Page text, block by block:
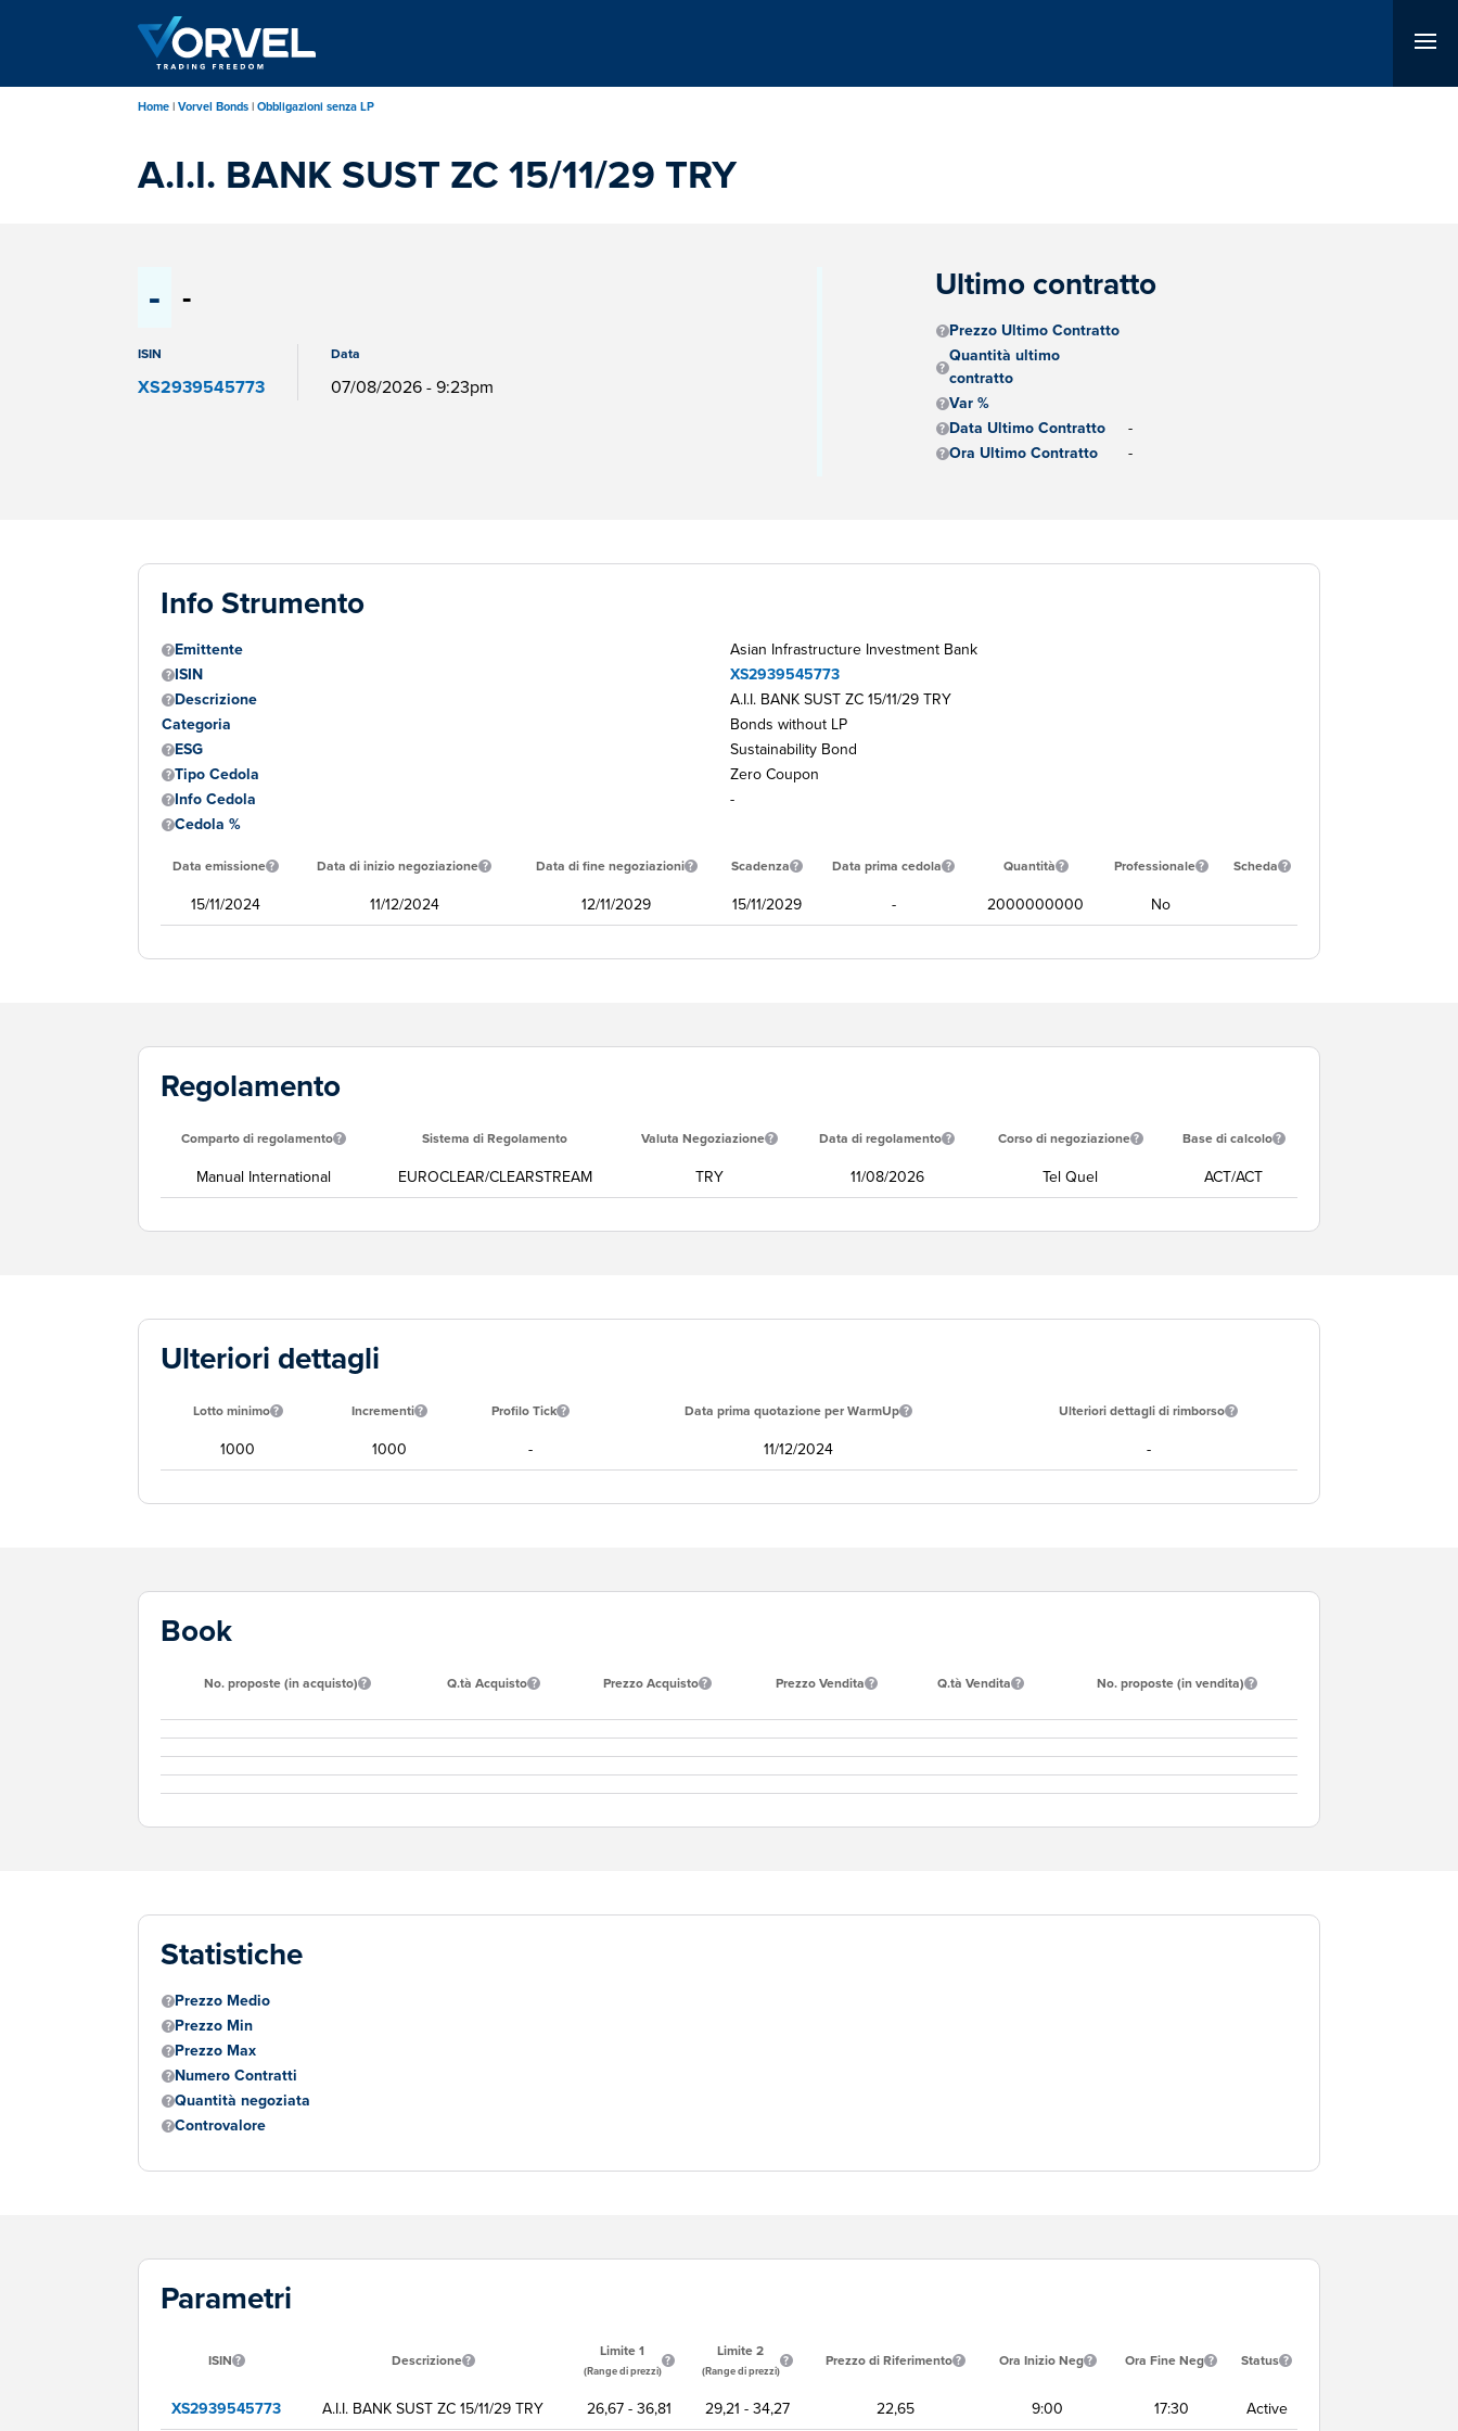
principale
Home Vorvel Bonds Obbligazioni senza LP
A.I.I. BANK SUST ZC 15/11/29 TRY
- -
ISIN
XS2939545773
Data
07/08/2026 - 9:23pm
Ultimo contratto
Prezzo Ultimo Contratto
Quantità ultimo
contratto
Var %
Data Ultimo Contratto
-
Ora Ultimo Contratto
-
Info Strumento
Emittente
Asian Infrastructure Investment Bank
ISIN
XS2939545773
Descrizione
A.I.I. BANK SUST ZC 15/11/29 TRY
Categoria
Bonds without LP
ESG
Sustainability Bond
Tipo Cedola
Zero Coupon
Info Cedola
-
Cedola %
Data emissione Data di inizio negoziazione Data di fine negoziazioni Scadenza Data prima cedola Quantità Professionale Scheda
15/11/2024 11/12/2024 12/11/2029 15/11/2029 - 2000000000 No
Regolamento
Comparto di regolamento Sistema di Regolamento Valuta Negoziazione Data di regolamento Corso di negoziazione Base di calcolo
Manual International EUROCLEAR/CLEARSTREAM TRY 11/08/2026 Tel Quel ACT/ACT
Ulteriori dettagli
Lotto minimo Incrementi Profilo Tick Data prima quotazione per WarmUp Ulteriori dettagli di rimborso
1000 1000 - 11/12/2024 -
Book
No. proposte (in acquisto) Q.tà Acquisto Prezzo Acquisto Prezzo Vendita Q.tà Vendita No. proposte (in vendita)
Statistiche
Prezzo Medio
Prezzo Min
Prezzo Max
Numero Contratti
Quantità negoziata
Controvalore
Parametri
ISIN Descrizione Limite 1
(Range di prezzi)
Limite 2
(Range di prezzi)
Prezzo di Riferimento Ora Inizio Neg Ora Fine Neg Status
XS2939545773 A.I.I. BANK SUST ZC 15/11/29 TRY 26,67 - 36,81 29,21 - 34,27 22,65 9:00 17:30 Active